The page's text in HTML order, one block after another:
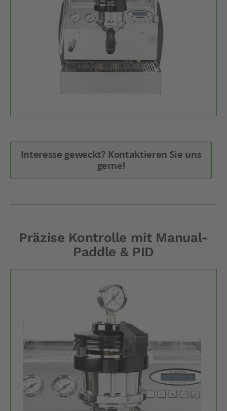
Interesse geweckt? Kontaktieren Sie uns
gerne!
Präzise Kontrolle mit Manual-
Paddle & PID